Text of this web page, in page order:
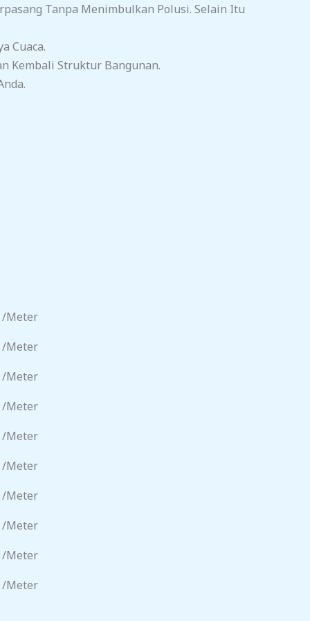
Tanpa Menimbulkan Polusi. Selain Itu
Cuaca.
Kembali Struktur Bangunan.
/meter
/meter
/meter
/meter
/meter
/meter
/meter
/meter
/meter
/meter